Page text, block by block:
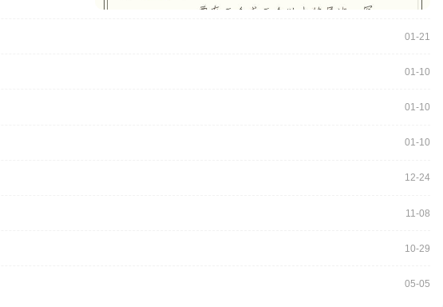
01-21
01-10
01-10
01-10
12-24
11-08
10-29
05-05